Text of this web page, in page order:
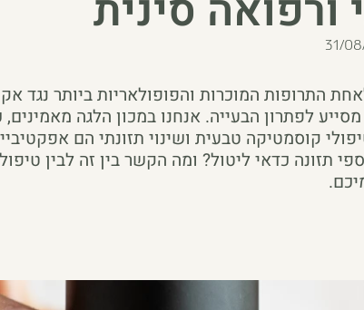
31/
התרופות המוכרות והפופולאריות ביותר נגד
לפתרון הבעייה. אנחנו במכון הלגה מאמינים,
קוסמטיקה טבעית ושינוי תזונתי הם
תזונה כדאי ליטול? ומה הקשר בין זה לבין